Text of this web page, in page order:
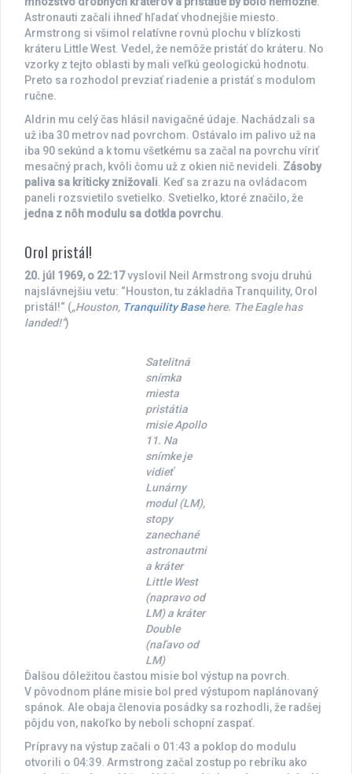
Astronauti začali ihneď hľadať vhodnejšie miesto.
Armstrong si všimol relatívne rovnú plochu v blízkosti
kráteru Little West. Vedel, že nemôže pristáť do kráteru. No
vzorky z tejto oblasti by mali veľkú geologickú hodnotu.
Preto sa rozhodol prevziať riadenie a pristáť s modulom
ručne.
Aldrin mu celý čas hlásil navigačné údaje. Nachádzali sa
už iba 30 metrov nad povrchom. Ostávalo im palivo už na
iba 90 sekúnd a k tomu všetkému sa začal na povrchu víriť
mesačný prach, kvôli čomu už z okien nič nevideli. Zásoby
paliva sa kriticky znižovali. Keď sa zrazu na ovládacom
paneli rozsvietilo svetielko. Svetielko, ktoré značilo, že
jedna z nôh modulu sa dotkla povrchu.
Orol pristál!
20. júl 1969, o 22:17vyslovil Neil Armstrong svoju druhú
najslávnejšiu vetu: “Houston, tu základňa Tranquility, Orol
pristál!“ („Houston, Tranquility Basehere. The Eagle has
landed!“)
Satelitná
snímka
miesta
pristátia
misie Apollo
11. Na
snímke je
vidieť
Lunárny
modul (LM),
stopy
zanechané
astronautmi
a kráter
Little West
(napravo od
LM) a kráter
Double
(naľavo od
LM)
Ďalšou dôležitou častou misie bol výstup na povrch.
V pôvodnom pláne misie bol pred výstupom naplánovaný
spánok. Ale obaja členovia posádky sa rozhodli, že radšej
pôjdu von, nakoľko by neboli schopní zaspať.
Prípravy na výstup začali o 01:43 a poklop do modulu
otvorili o 04:39. Armstrong začal zostup po rebríku ako